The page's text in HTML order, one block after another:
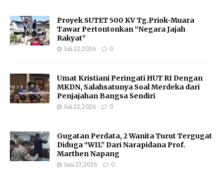
Proyek SUTET 500 KV Tg.Priok-Muara
Tawar Pertontonkan “Negara Jajah
Rakyat”
Juli 22, 2026 0
Umat Kristiani Peringati HUT RI Dengan
MKDN, Salahsatunya Soal Merdeka dari
Penjajahan Bangsa Sendiri
Juli 22, 2026 0
Gugatan Perdata, 2 Wanita Turut Tergugat
Diduga “WIL” Dari Narapidana Prof.
Marthen Napang
Juni 27, 2026 0